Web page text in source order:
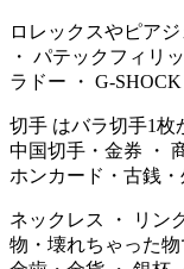
ロレックスやピア
・ パテックフィリ
ラドー ・ G-
切手 はバラ切手1枚
中国切手・金券 ・
ホンカード・古銭
ネックレス ・ リン
物・壊れちゃった物